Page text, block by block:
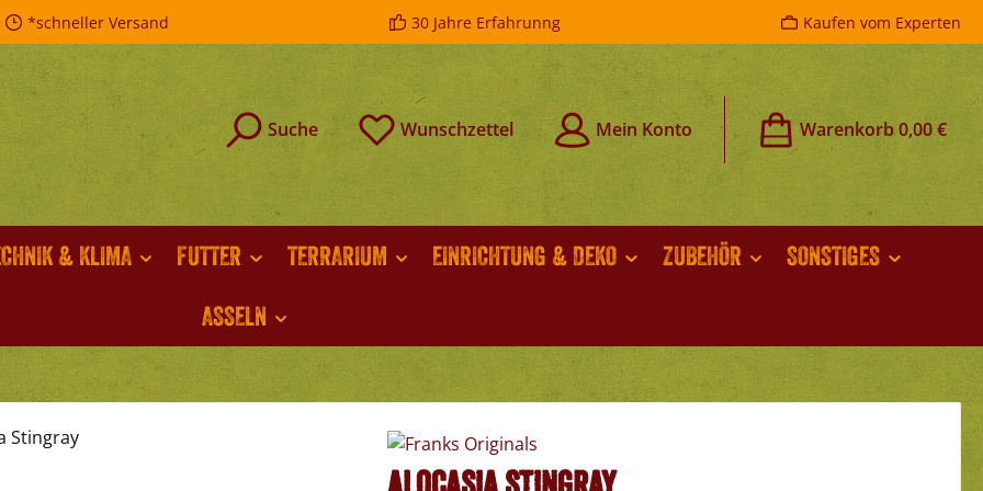
*schneller Versand 30 Jahre Erfahrunng Kaufen vom Experten
Suche Wunschzettel Mein Konto Warenkorb0,00 €
& KLIMA FUTTER TERRARIUM EINRICHTUNG & DEKO ZUBEHÖR
SONSTIGES
ASSELN